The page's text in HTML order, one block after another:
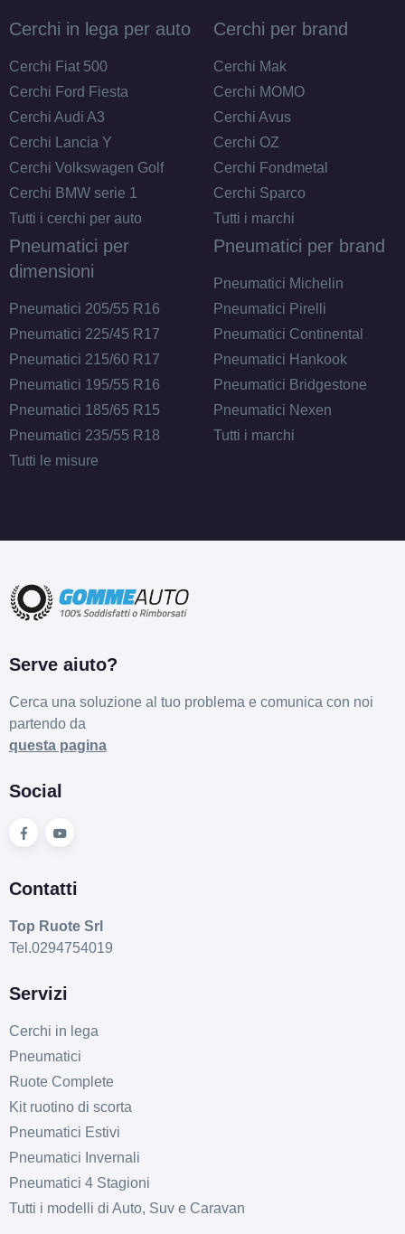
Cerchi in lega per auto
Cerchi Fiat 500
Cerchi Ford Fiesta
Cerchi Audi A3
Cerchi Lancia Y
Cerchi Volkswagen Golf
Cerchi BMW serie 1
Tutti i cerchi per auto
Cerchi per brand
Cerchi Mak
Cerchi MOMO
Cerchi Avus
Cerchi OZ
Cerchi Fondmetal
Cerchi Sparco
Tutti i marchi
Pneumatici per
dimensioni
Pneumatici 205/55 R16
Pneumatici 225/45 R17
Pneumatici 215/60 R17
Pneumatici 195/55 R16
Pneumatici 185/65 R15
Pneumatici 235/55 R18
Tutti le misure
Pneumatici per brand
Pneumatici Michelin
Pneumatici Pirelli
Pneumatici Continental
Pneumatici Hankook
Pneumatici Bridgestone
Pneumatici Nexen
Tutti i marchi
Serve aiuto?
Cerca una soluzione al tuo problema e comunica con noi
partendo da
questa pagina
Social
Contatti
Top Ruote Srl
Tel.0294754019
Servizi
Cerchi in lega
Pneumatici
Ruote Complete
Kit ruotino di scorta
Pneumatici Estivi
Pneumatici Invernali
Pneumatici 4 Stagioni
Tutti i modelli di Auto, Suv e Caravan